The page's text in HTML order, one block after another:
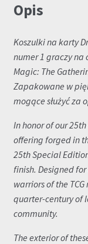
Opis
Koszulki na karty
numer 1 graczy na
Magic: The
Zapakowane w
mogące służyć za
In honor of our
offering forged in
25th Special
finish. Designed
warriors of the
quarter-century of
community.
The exterior of